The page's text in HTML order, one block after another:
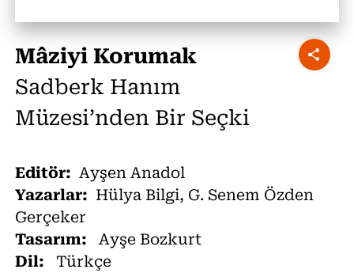
Mâziyi Korumak
Sadberk Hanım
Müzesi’nden Bir Seçki
Editör: Ayşen Anadol
Yazarlar: Hülya Bilgi, G. Senem Özden
Gerçeker
Tasarım:
Ayşe Bozkurt
Dil:
Türkçe